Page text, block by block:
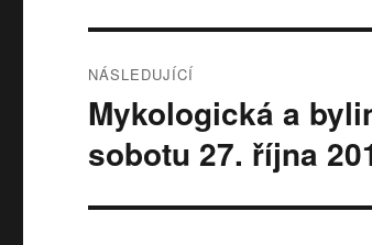
NÁSLEDUJÍCÍ
Následující
příspěvek:
Mykologická a
sobotu 27. října